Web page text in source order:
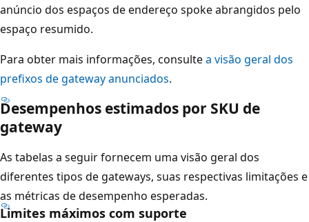
anúncio dos espaços de endereço spoke abrangidos pelo
espaço resumido.
Para obter mais informações, consultea visão geral dos
prefixos de gateway anunciados.
Desempenhos estimados por SKU de
gateway
As tabelas a seguir fornecem uma visão geral dos
diferentes tipos de gateways, suas respectivas limitações e
as métricas de desempenho esperadas.
Limites máximos com suporte